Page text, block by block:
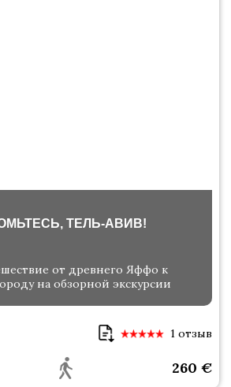
ТЕЛЬ-АВИВ!
от древнего Яффо к
на обзорной экскурсии
1 отзыв
260 €